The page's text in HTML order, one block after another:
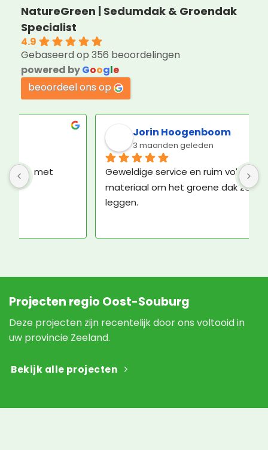
NatureGreen | Sedumdak & Groendak
Specialist
4.9
Gebaseerd op 356 beoordelingen
powered byGoogle
beoordeel ons op
Jorin Hoogenboom
3 maanden geleden
Geweldige service en ruim voldoende
materiaal om het groene dak zelf aan te
Projecten regio Oost-Souburg
Deze projecten zijn recentelijk door ons voltooid in
uw provincie Zeeland.
Bekijk alle projecten